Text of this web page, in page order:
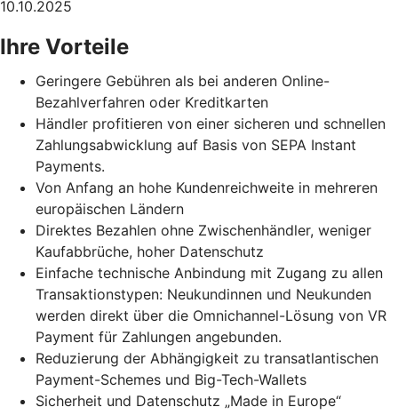
10.10.2025
Ihre Vorteile
Geringere Gebühren als bei anderen Online-
Bezahlverfahren oder Kreditkarten
Händler profitieren von einer sicheren und schnellen
Zahlungsabwicklung auf Basis von SEPA Instant
Payments.
Von Anfang an hohe Kundenreichweite in mehreren
europäischen Ländern
Direktes Bezahlen ohne Zwischenhändler, weniger
Kaufabbrüche, hoher Datenschutz
Einfache technische Anbindung mit Zugang zu allen
Transaktionstypen: Neukundinnen und Neukunden
werden direkt über die Omnichannel-Lösung von VR
Payment für Zahlungen angebunden.
Reduzierung der Abhängigkeit zu transatlantischen
Payment-Schemes und Big-Tech-Wallets
Sicherheit und Datenschutz „Made in Europe“